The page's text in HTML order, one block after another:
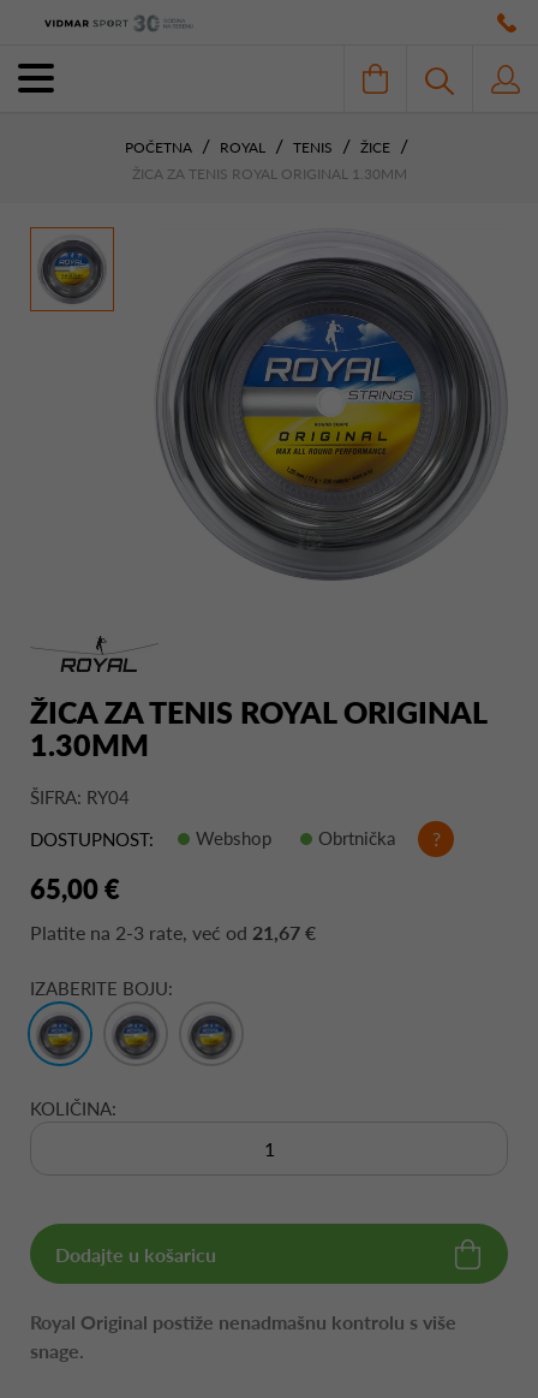
POČETNA ROYAL TENIS
ŽICE
ŽICA ZA TENIS ROYAL ORIGINAL 1.30MM
ŽICA ZA TENIS ROYAL ORIGINAL
1.30MM
ŠIFRA: RY04
DOSTUPNOST:
Webshop Obrtnička ?
65,00 €
Platite na 2-3 rate, već od 21,67 €
IZABERITE BOJU:
KOLIČINA:
Dodajte u košaricu
Royal Original postiže nenadmašnu kontrolu s više
snage.